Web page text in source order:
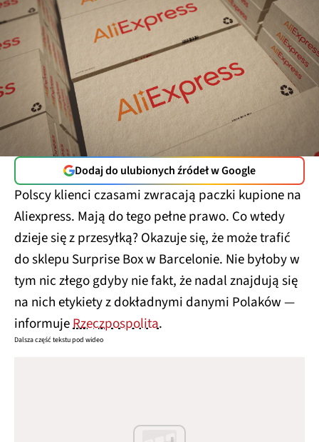
Dodaj do ulubionych źródeł w Google
Polscy klienci czasami zwracają paczki kupione na
Aliexpress. Mają do tego pełne prawo. Co wtedy
dzieje się z przesyłką? Okazuje się, że może trafić
do sklepu Surprise Box w Barcelonie. Nie byłoby w
tym nic złego gdyby nie fakt, że nadal znajdują się
na nich etykiety z dokładnymi danymi Polaków —
informujeRzeczpospolita.
Dalsza część tekstu pod wideo